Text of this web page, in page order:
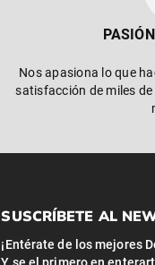
Nos apasiona lo que
satisfacción de miles
SUSCRÍBETE AL
¡Entérate de los mejores